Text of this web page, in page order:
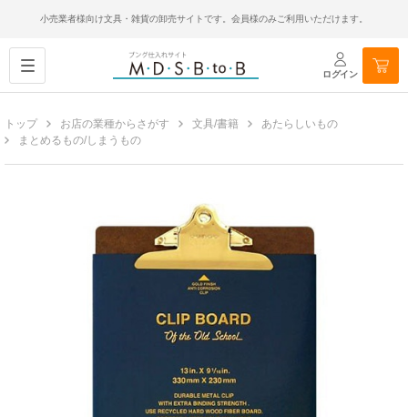
小売業者様向け文具・雑貨の卸売サイトです。会員様のみご利用いただけます。
ログイン
トップ お店の業種からさがす 文具/書籍
あたらしいもの
まとめるもの/しまうもの